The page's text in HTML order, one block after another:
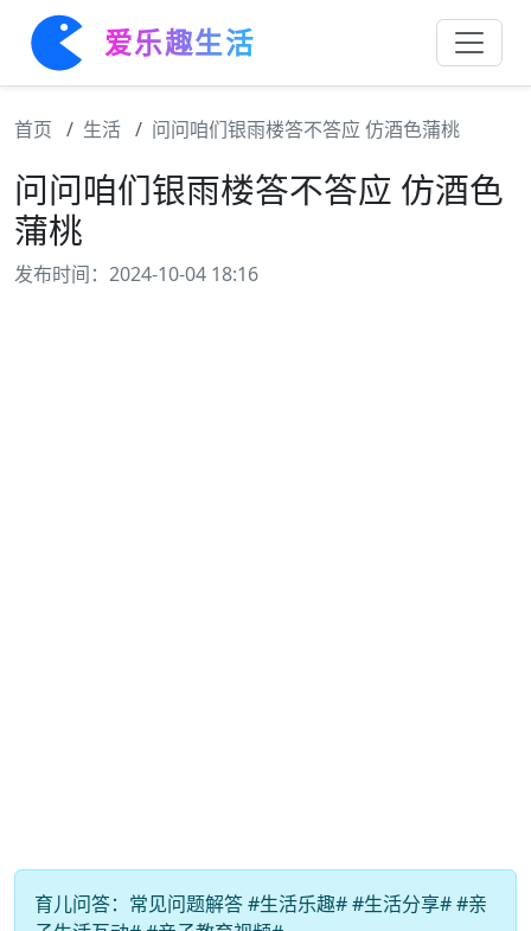
爱乐趣生活
首页 生活 问问咱们银雨楼答不答应 仿酒色蒲桃
问问咱们银雨楼答不答应 仿酒色
蒲桃
发布时间：2024-10-04 18:16
育儿问答：常见问题解答 #生活乐趣# #生活分享# #亲